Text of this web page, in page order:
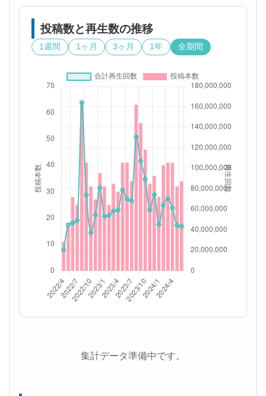
投稿数と再生数の推移
1週間 1ヶ月 3ヶ月 1年 全期間
集計データ準備中です。